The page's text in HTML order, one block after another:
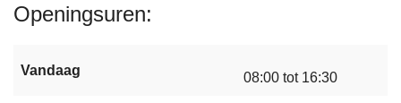
Openingsuren
Vandaag 08:00 tot 16:30